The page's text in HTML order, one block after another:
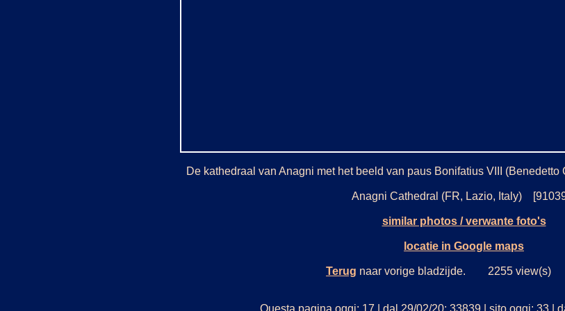
De kathedraal van Anagni met het beeld van paus Bonifatius VIII
Anagni Cathedral (FR, Lazio, Italy)
similar photos / verwante foto's
locatie in Google maps
Terug naar vorige bladzijde. 2255 view(s)
Questa pagina oggi: 17 | dal 29/02/20: 33839 | sito oggi: 33 |